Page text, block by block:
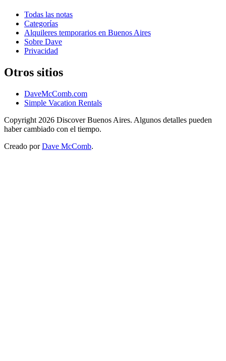
Todas las notas
Categorías
Alquileres temporarios en Buenos Aires
Sobre Dave
Privacidad
Otros sitios
DaveMcComb.com
Simple Vacation Rentals
Copyright 2026 Discover Buenos Aires. Algunos detalles pueden
haber cambiado con el tiempo.
Creado porDave McComb.